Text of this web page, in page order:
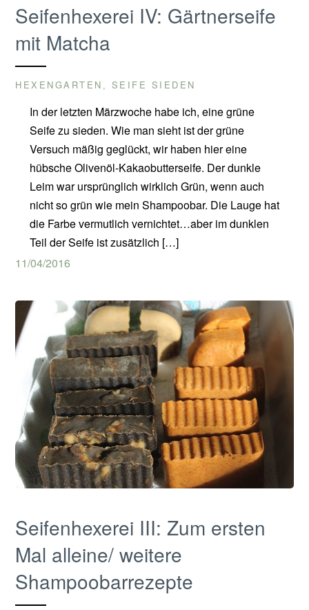
Seifenhexerei IV: Gärtnerseife
mit Matcha
HEXENGARTEN SEIFE SIEDEN
In der letzten Märzwoche habe ich, eine grüne
Seife zu sieden. Wie man sieht ist der grüne
Versuch mäßig geglückt, wir haben hier eine
hübsche Olivenöl-Kakaobutterseife. Der dunkle
Leim war ursprünglich wirklich Grün, wenn auch
nicht so grün wie mein Shampoobar. Die Lauge hat
die Farbe vermutlich vernichtet…aber im dunklen
Teil der Seife ist zusätzlich […]
11/04/2016
Seifenhexerei III: Zum ersten
Mal alleine/ weitere
Shampoobarrezepte